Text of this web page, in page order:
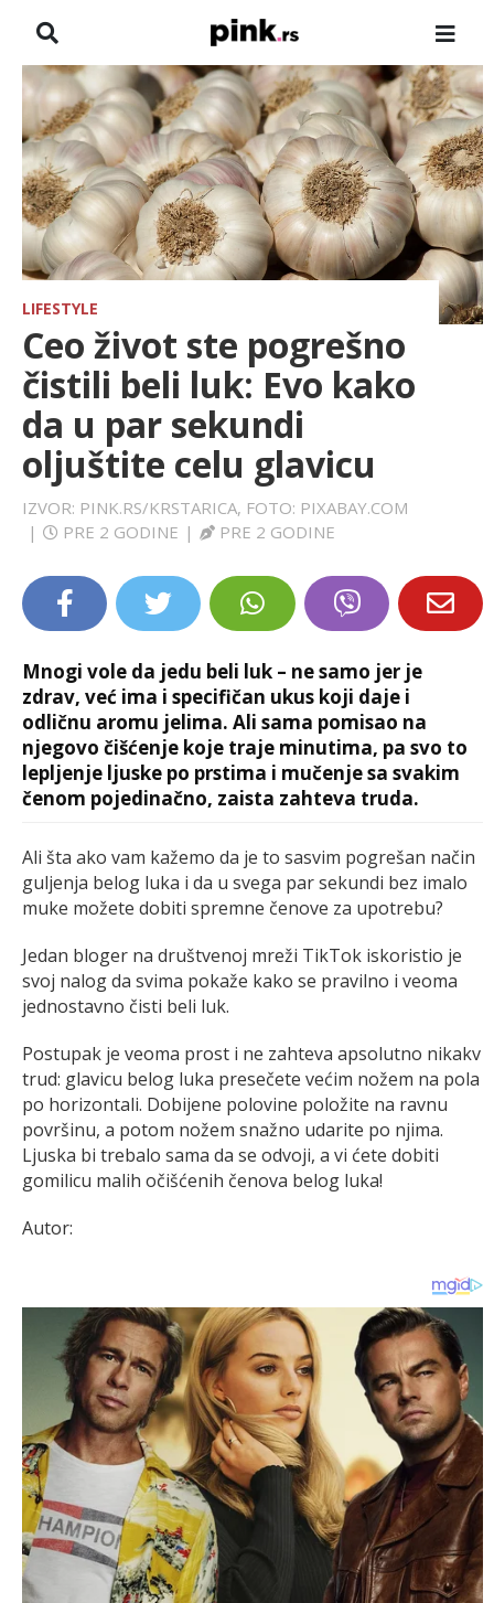
NASLOVNA
VESTI
ZADRUGA
SHOWBIZ
HRONIKA
FARMERI
TV
SPORT
LIFESTYLE
EXTRA
LIFESTYLE
Ceo život ste pogrešno
čistili beli luk: Evo kako
da u par sekundi
oljuštite celu glavicu
IZVOR: PINK.RS/KRSTARICA, FOTO: PIXABAY.COM
|
PRE 2 GODINE | PRE 2 GODINE
Mnogi vole da jedu beli luk – ne samo jer je
zdrav, već ima i specifičan ukus koji daje i
odličnu aromu jelima. Ali sama pomisao na
njegovo čišćenje koje traje minutima, pa svo to
lepljenje ljuske po prstima i mučenje sa svakim
čenom pojedinačno, zaista zahteva truda.
Ali šta ako vam kažemo da je to sasvim pogrešan način
guljenja belog luka i da u svega par sekundi bez imalo
muke možete dobiti spremne čenove za upotrebu?
Jedan bloger na društvenoj mreži TikTok iskoristio je
svoj nalog da svima pokaže kako se pravilno i veoma
jednostavno čisti beli luk.
Postupak je veoma prost i ne zahteva apsolutno nikakv
trud: glavicu belog luka presečete većim nožem na pola
po horizontali. Dobijene polovine položite na ravnu
površinu, a potom nožem snažno udarite po njima.
Ljuska bi trebalo sama da se odvoji, a vi ćete dobiti
gomilicu malih očišćenih čenova belog luka!
Autor: